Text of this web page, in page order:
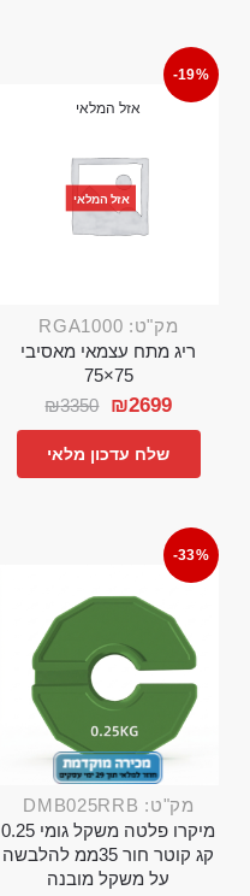
-19%
אזל המלאי
אזל המלאי
מק"ט: RGA1000
ריג מתח עצמאי מאסיבי
75×75
₪3350 ₪2699
שלח עדכון מלאי
-33%
מק"ט: DMB025RRB
מיקרו פלטה משקל גומי 0.25
קג קוטר חור 35ממ להלבשה
על משקל מובנה